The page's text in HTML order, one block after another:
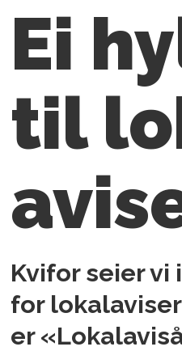
Ei
til
Kvifor seier vi
for
er